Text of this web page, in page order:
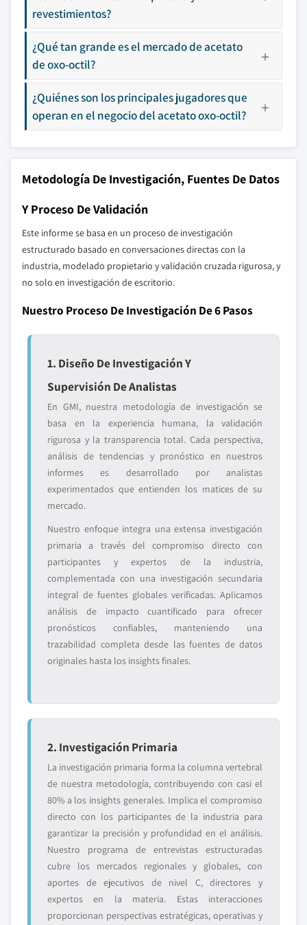
revestimientos?
¿Qué tan grande es el mercado de acetato
de oxo-octil?
¿Quiénes son los principales jugadores que
operan en el negocio del acetato oxo-octil?
Metodología De Investigación, Fuentes De Datos
Y Proceso De Validación
Este informe se basa en un proceso de investigación
estructurado basado en conversaciones directas con la
industria, modelado propietario y validación cruzada rigurosa, y
no solo en investigación de escritorio.
Nuestro Proceso De Investigación De 6 Pasos
1. Diseño De Investigación Y
Supervisión De Analistas
En GMI, nuestra metodología de investigación se
basa en la experiencia humana, la validación
rigurosa y la transparencia total. Cada perspectiva,
análisis de tendencias y pronóstico en nuestros
informes es desarrollado por analistas
experimentados que entienden los matices de su
mercado.
Nuestro enfoque integra una extensa investigación
primaria a través del compromiso directo con
participantes y expertos de la industria,
complementada con una investigación secundaria
integral de fuentes globales verificadas. Aplicamos
análisis de impacto cuantificado para ofrecer
pronósticos confiables, manteniendo una
trazabilidad completa desde las fuentes de datos
originales hasta los insights finales.
2. Investigación Primaria
La investigación primaria forma la columna vertebral
de nuestra metodología, contribuyendo con casi el
80% a los insights generales. Implica el compromiso
directo con los participantes de la industria para
garantizar la precisión y profundidad en el análisis.
Nuestro programa de entrevistas estructuradas
cubre los mercados regionales y globales, con
aportes de ejecutivos de nivel C, directores y
expertos en la materia. Estas interacciones
proporcionan perspectivas estratégicas, operativas y